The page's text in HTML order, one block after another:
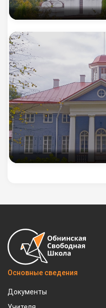
Основные сведения
Документы